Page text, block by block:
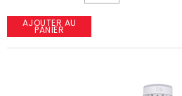
AJOUTER AU
PANIER